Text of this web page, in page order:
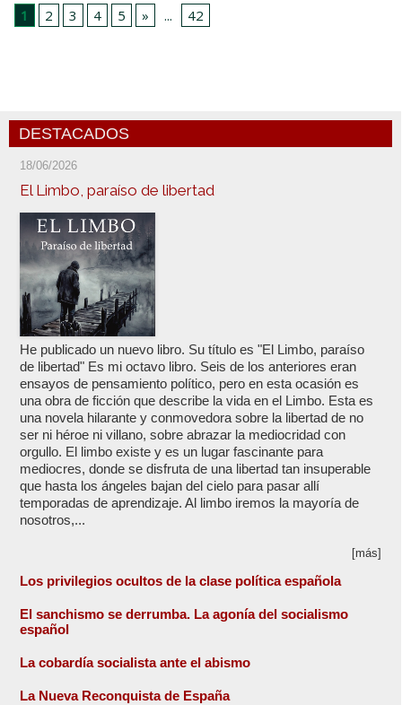
1 2 3 4 5 » ... 42
DESTACADOS
18/06/2026
El Limbo, paraíso de libertad
He publicado un nuevo libro. Su título es "El Limbo, paraíso
de libertad" Es mi octavo libro. Seis de los anteriores eran
ensayos de pensamiento político, pero en esta ocasión es
una obra de ficción que describe la vida en el Limbo. Esta es
una novela hilarante y conmovedora sobre la libertad de no
ser ni héroe ni villano, sobre abrazar la mediocridad con
orgullo. El limbo existe y es un lugar fascinante para
mediocres, donde se disfruta de una libertad tan insuperable
que hasta los ángeles bajan del cielo para pasar allí
temporadas de aprendizaje. Al limbo iremos la mayoría de
nosotros,...
[más]
Los privilegios ocultos de la clase política española
El sanchismo se derrumba. La agonía del socialismo
español
La cobardía socialista ante el abismo
La Nueva Reconquista de España